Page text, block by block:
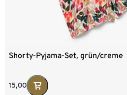
Shorty-Pyjama-Set, grün/creme
15,00